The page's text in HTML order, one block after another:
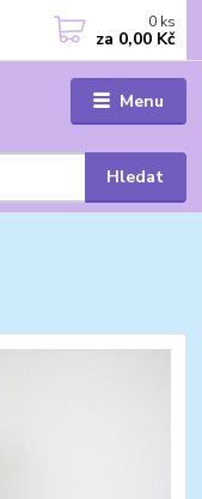
Menu
Hledat
0 ks
za 0,00 Kč